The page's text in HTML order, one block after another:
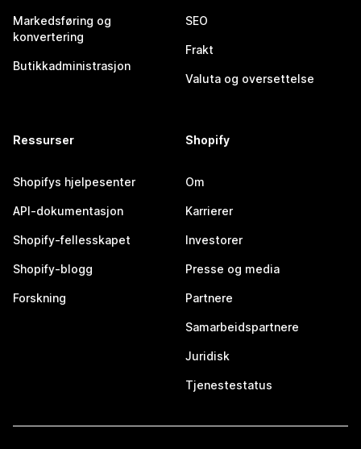
Markedsføring og
konvertering
Butikkadministrasjon
SEO
Frakt
Valuta og oversettelse
Ressurser
Shopifys hjelpesenter
API-dokumentasjon
Shopify-fellesskapet
Shopify-blogg
Forskning
Shopify
Om
Karrierer
Investorer
Presse og media
Partnere
Samarbeidspartnere
Juridisk
Tjenestestatus